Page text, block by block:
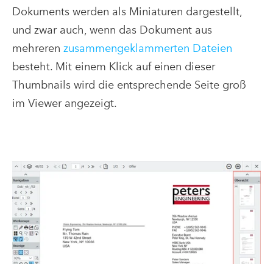
Dokuments werden als Miniaturen dargestellt,
und zwar auch, wenn das Dokument aus
mehreren zusammengeklammerten Dateien
besteht. Mit einem Klick auf einen dieser
Thumbnails wird die entsprechende Seite groß
im Viewer angezeigt.